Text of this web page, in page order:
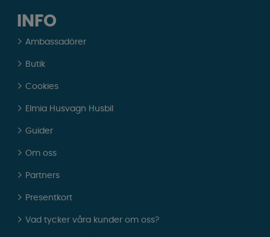
INFO
Ambassadörer
Butik
Cookies
Elmia Husvagn Husbil
Guider
Om oss
Partners
Presentkort
Vad tycker våra kunder om oss?